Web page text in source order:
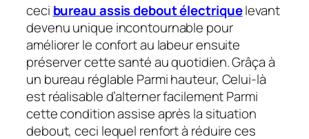
ceci bureau assis debout électriquelevant
devenu unique incontournable pour
améliorer le confort au labeur ensuite
préserver cette santé au quotidien. Grâça à
un bureau réglable Parmi hauteur, Celui-là
est réalisable d’alterner facilement Parmi
cette condition assise après la situation
debout, ceci lequel renfort à réduire ces